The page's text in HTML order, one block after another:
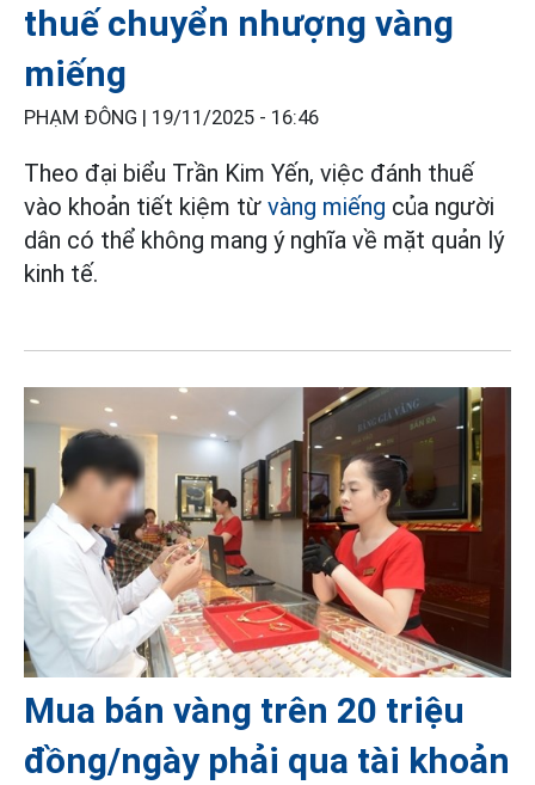
thuế chuyển nhượng vàng
miếng
PHẠM ĐÔNG | 19/11/2025 - 16:46
Theo đại biểu Trần Kim Yến, việc đánh thuế
vào khoản tiết kiệm từ vàng miếng của người
dân có thể không mang ý nghĩa về mặt quản lý
kinh tế.
Mua bán vàng trên 20 triệu
đồng/ngày phải qua tài khoản